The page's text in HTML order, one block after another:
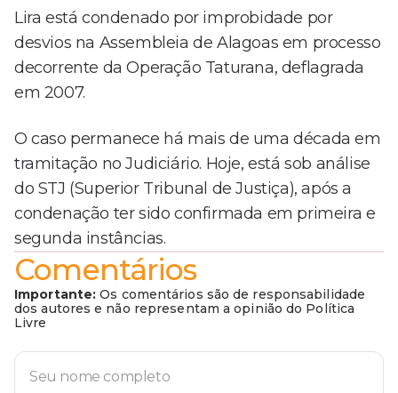
Lira está condenado por improbidade por
desvios na Assembleia de Alagoas em processo
decorrente da Operação Taturana, deflagrada
em 2007.
O caso permanece há mais de uma década em
tramitação no Judiciário. Hoje, está sob análise
do STJ (Superior Tribunal de Justiça), após a
condenação ter sido confirmada em primeira e
segunda instâncias.
Comentários
Importante: Os comentários são de responsabilidade
dos autores e não representam a opinião do Política
Livre